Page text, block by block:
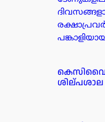
ശില്പശാല